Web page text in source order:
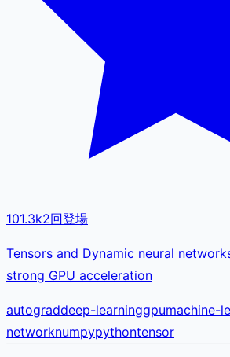
101.3k2回登場
Tensors and Dynamic neural
strong GPU acceleration
autograddeep-learninggpumachine-
networknumpypythontensor